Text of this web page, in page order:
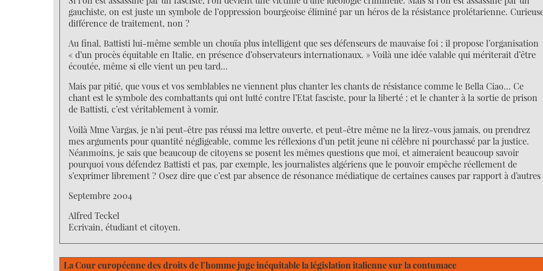
gauchiste, on est juste un symbole de l’oppression bourgeoise éliminé par un héros de la résistance prolétarienne.
différence de traitement, non ?
Au final, Battisti lui-même semble un chouïa plus intelligent que ses défenseurs de mauvaise foi ; il propose l’organisation
« d’un procès équitable en Italie, en présence d’observateurs internationaux. » Voilà une idée valable qui mériterait d’être
écoutée, même si elle vient un peu tard…
Mais par pitié, que vous et vos semblables ne viennent plus chanter les chants de résistance comme le Bella Ciao... Ce
chant est le symbole des combattants qui ont lutté contre l’Etat fasciste, pour la liberté ; et le chanter à la sortie de prison
de Battisti, c’est véritablement à vomir.
Voilà Mme Vargas, je n’ai peut-être pas réussi ma lettre ouverte, et peut-être même ne la lirez-vous jamais, ou prendrez
mes arguments pour quantité négligeable, comme les réflexions d’un petit jeune ni célèbre ni pourchassé par la justice.
Néanmoins, je sais que beaucoup de citoyens se posent les mêmes questions que moi, et aimeraient beaucoup savoir
pourquoi vous défendez Battisti et pas, par exemple, les journalistes algériens que le pouvoir empêche réellement de
s’exprimer librement ? Osez dire que c’est par absence de résonance médiatique de certaines causes par rapport à d’autres
Septembre 2004
Alfred Teckel
Ecrivain, étudiant et citoyen.
La Cour européenne des droits de l’homme juge inéquitable la législation italienne sur la contumace